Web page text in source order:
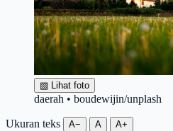
▧ Lihat foto
daerah • boudewijin/unplash
Ukuran teks A− A A+